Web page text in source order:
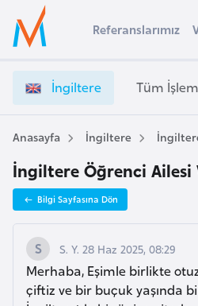
Ülke Seçimi
Başvuru yapmak istediğiniz ülkeyi seçin
Üye
Girişi
n
i
l
r
e
V
i
z
e
İ
Referanslarımız
İngiltere Tüm
Anasayfa İngiltere
İngiltere Öğrenci Ailesi
Bilgi Sayfasına Dön
S. Y. 28 Haz 2025, 08:29
Merhaba, Eşimle birlikte
çiftiz ve bir buçuk yaşında
s
t
r
a
A
u
s
t
u